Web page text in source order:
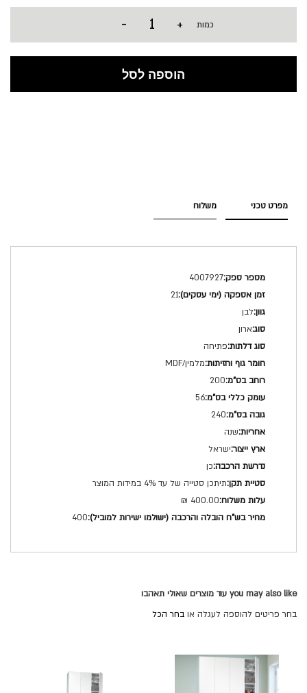
כמות +
-
הוספה לסל
מפרט טכני
מפרט
טכני
4007927
21
לבן
ארון
פתיחה
מלמין/MDF
200
56
240
שנה
ישראל
כן
תיתכן סטייה של עד 4% במידות המוצר
400.00 ₪
400
משלוח
you may also like עוד מוצרים שאולי תאהבו
בחר פריטים להוספה לעגלה או בחר הכל